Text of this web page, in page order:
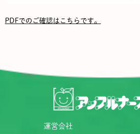
PDFでのご確認はこちらです。
運営会社